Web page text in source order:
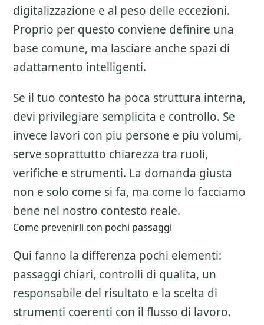
digitalizzazione e al peso delle eccezioni.
Proprio per questo conviene definire una
base comune, ma lasciare anche spazi di
adattamento intelligenti.
Se il tuo contesto ha poca struttura interna,
devi privilegiare semplicita e controllo. Se
invece lavori con piu persone e piu volumi,
serve soprattutto chiarezza tra ruoli,
verifiche e strumenti. La domanda giusta
non e solo come si fa, ma come lo facciamo
bene nel nostro contesto reale.
Come prevenirli con pochi passaggi
Qui fanno la differenza pochi elementi:
passaggi chiari, controlli di qualita, un
responsabile del risultato e la scelta di
strumenti coerenti con il flusso di lavoro.